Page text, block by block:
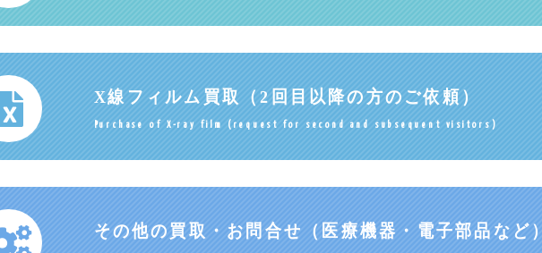
X線フィルム買取 （2回目以降の方のご依頼）
Purchase of X-ray film (request for second and subsequent visitors)
その他の買取・お問合せ （医療機器・電子部品など）